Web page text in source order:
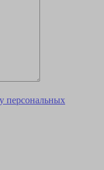
персональных